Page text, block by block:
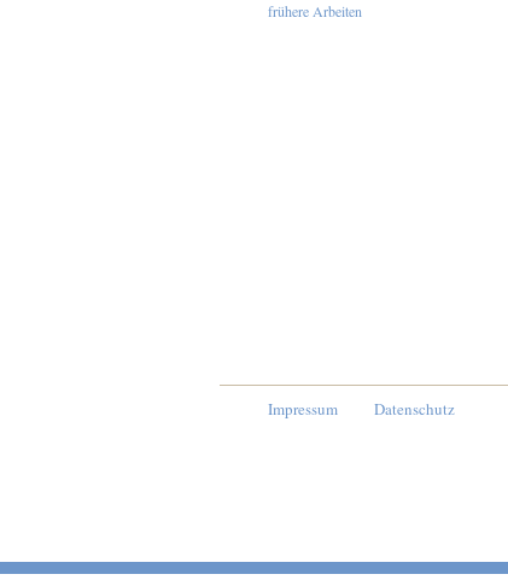
frühere Arbeiten
Impressum Datenschutz